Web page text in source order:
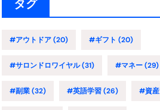
タグ
#アウトドア(20) #ギフト (20)
#サロンドロワイヤル(31) #マネー(29)
#副業(32) #英語学習(26) #資産